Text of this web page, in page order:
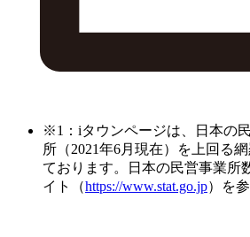
※1：iタウンページは、日本の
所（2021年6月現在）を上回る
ております。日本の民営事業所
イト（https://www.stat.go.jp）を